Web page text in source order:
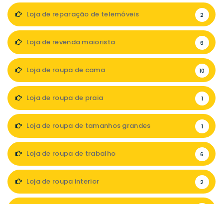
Loja de reparação de telemóveis 2
Loja de revenda maiorista 6
Loja de roupa de cama 10
Loja de roupa de praia 1
Loja de roupa de tamanhos grandes 1
Loja de roupa de trabalho 6
Loja de roupa interior 2